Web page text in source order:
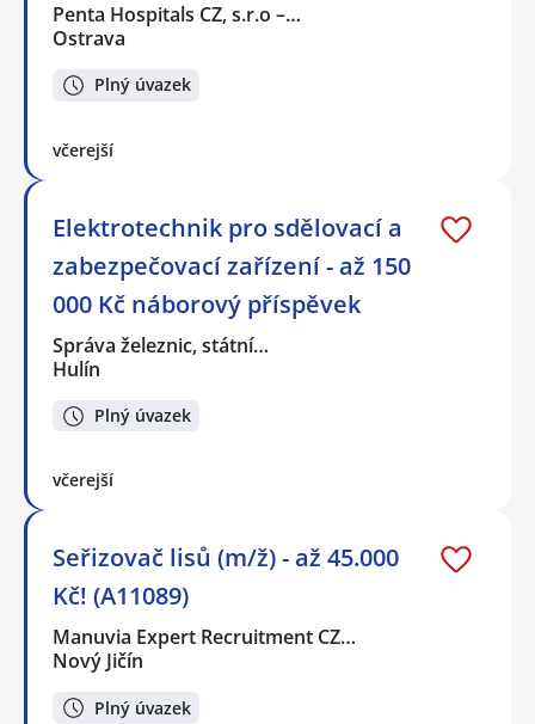
Penta Hospitals CZ, s.r.o –…
Ostrava
Plný úvazek
včerejší
Elektrotechnik pro sdělovací a
zabezpečovací zařízení - až 150
000 Kč náborový příspěvek
Správa železnic, státní…
Hulín
Plný úvazek
včerejší
Seřizovač lisů (m/ž) - až 45.000
Kč! (A11089)
Manuvia Expert Recruitment CZ…
Nový Jičín
Plný úvazek